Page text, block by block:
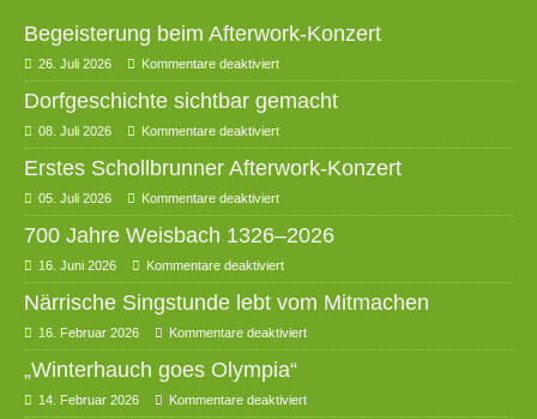
Begeisterung beim Afterwork-Konzert
26. Juli 2026 Kommentare deaktiviert
Dorfgeschichte sichtbar gemacht
08. Juli 2026 Kommentare deaktiviert
Erstes Schollbrunner Afterwork-Konzert
05. Juli 2026 Kommentare deaktiviert
700 Jahre Weisbach 1326–2026
16. Juni 2026 Kommentare deaktiviert
Närrische Singstunde lebt vom Mitmachen
16. Februar 2026 Kommentare deaktiviert
„Winterhauch goes Olympia“
14. Februar 2026 Kommentare deaktiviert